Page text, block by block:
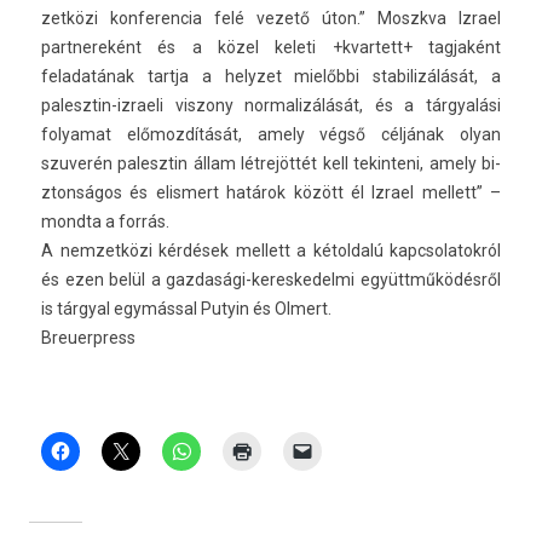
zetközi kon­feren­cia felé vezető úton.” Moszkva Iz­rael
partnereként és a közel keleti +kvar­tett+ tag­jaként
feladatának tartja a helyzet mielőbbi stabilizálását, a
palesztin-izraeli vis­zony nor­malizálását, és a tárgyalási
folyamat előmozdítását, amely végső céljának olyan
szuverén palesztin állam létrejöttét kell tekin­teni, amely bi­
zton­ságos és elis­mert határok között él Iz­rael mel­lett” –
mondta a forrás.
A nem­zetközi kérdések mel­lett a kétold­alú kapcsolatok­ról
és ezen belül a gazdasági-kereskedelmi együttműködésről
is tárgyal egymással Putyin és Ol­mert.
Breuerpress